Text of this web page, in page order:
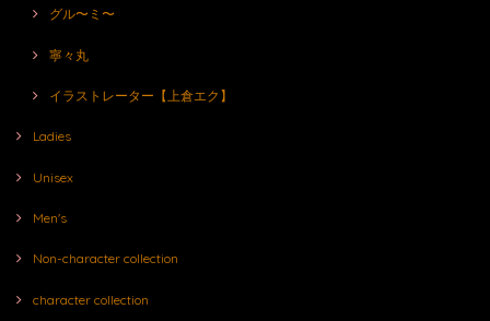
グル〜ミ〜
寧々丸
イラストレーター【上倉エク】
Ladies
Unisex
Men's
Non-character collection
character collection